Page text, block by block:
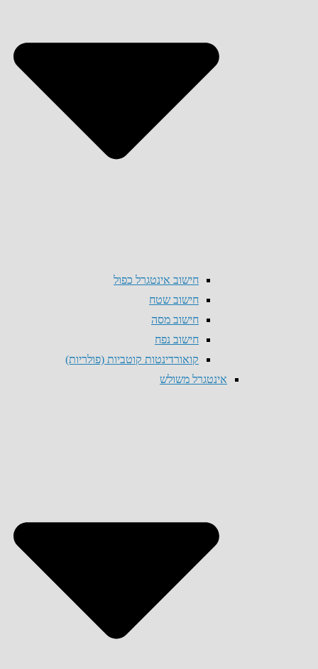
חישוב אינטגרל כפול
חישוב שטח
חישוב מסה
חישוב נפח
קואורדינטות קוטביות (פולריות)
אינטגרל משולש